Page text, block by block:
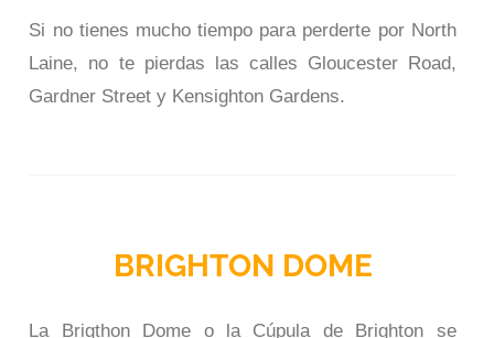
Si no tienes mucho tiempo para perderte por North
Laine, no te pierdas las calles Gloucester Road,
Gardner Street y Kensighton Gardens.
BRIGHTON DOME
La Brigthon Dome o la Cúpula de Brighton se